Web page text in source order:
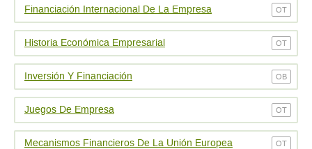
Financiación Internacional De La Empresa OT
Historia Económica Empresarial OT
Inversión Y Financiación OB
Juegos De Empresa OT
Mecanismos Financieros De La Unión Europea OT